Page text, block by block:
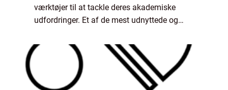
værktøjer til at tackle deres akademiske
udfordringer. Et af de mest udnyttede og
penalhuset. Penalhuset giver børn